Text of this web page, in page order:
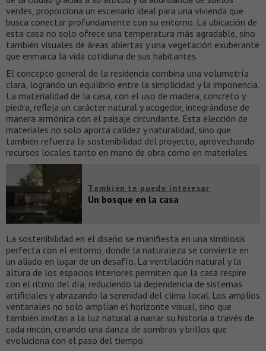
verdes, proporciona un escenario ideal para una vivienda que
busca conectar profundamente con su entorno. La ubicación de
esta casa no solo ofrece una temperatura más agradable, sino
también visuales de áreas abiertas y una vegetación exuberante
que enmarca la vida cotidiana de sus habitantes.
El concepto general de la residencia combina una volumetría
clara, logrando un equilibrio entre la simplicidad y la imponencia.
La materialidad de la casa, con el uso de madera, concreto y
piedra, refleja un carácter natural y acogedor, integrándose de
manera armónica con el paisaje circundante. Esta elección de
materiales no solo aporta calidez y naturalidad, sino que
también refuerza la sostenibilidad del proyecto, aprovechando
recursos locales tanto en mano de obra como en materiales.
También te puede interesar
Un bosque en la casa
La sostenibilidad en el diseño se manifiesta en una simbiosis
perfecta con el entorno, donde la naturaleza se convierte en
un aliado en lugar de un desafío. La ventilación natural y la
altura de los espacios interiores permiten que la casa respire
con el ritmo del día, reduciendo la dependencia de sistemas
artificiales y abrazando la serenidad del clima local. Los amplios
ventanales no solo amplían el horizonte visual, sino que
también invitan a la luz natural a narrar su historia a través de
cada rincón, creando una danza de sombras y brillos que
evoluciona con el paso del tiempo.